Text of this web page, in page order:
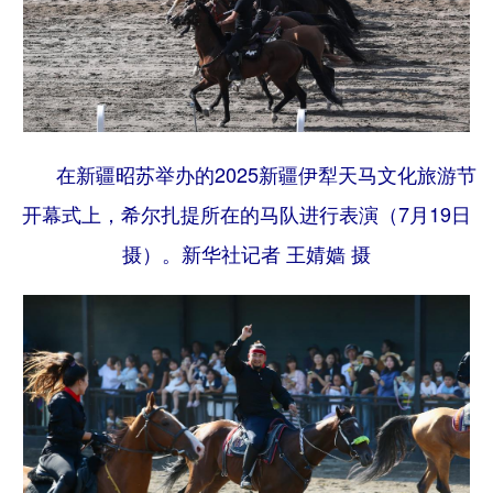
在新疆昭苏举办的2025新疆伊犁天马文化旅游节
开幕式上，希尔扎提所在的马队进行表演（7月19日
摄）。 新华社记者 王婧嫱 摄